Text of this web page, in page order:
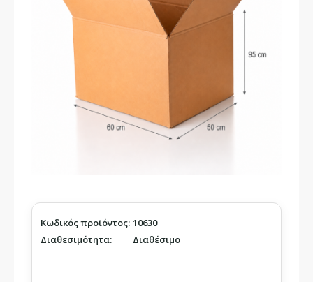
Κωδικός προϊόντος: 10630
Διαθεσιμότητα:
Διαθέσιμο